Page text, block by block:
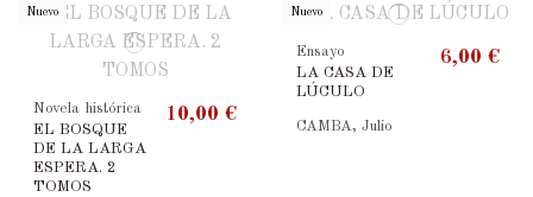
Nuevo
Novela histórica
EL BOSQUE
DE LA LARGA
ESPERA. 2
TOMOS
10,00 €
Nuevo
Ensayo
LA CASA DE
LÚCULO
6,00 €
CAMBA, Julio